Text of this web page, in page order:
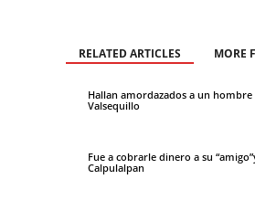
RELATED ARTICLES MORE
Hallan amordazados a un
Valsequillo
Fue a cobrarle dinero a su
Calpulalpan